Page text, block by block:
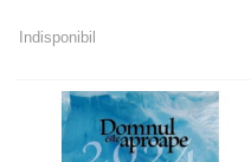
Indisponibil